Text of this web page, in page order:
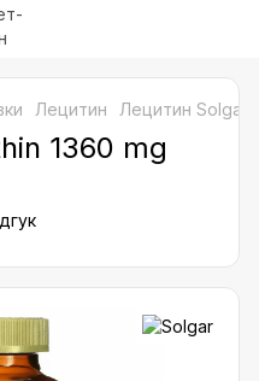
Лецитин Лецитин Solgar
1360 mg